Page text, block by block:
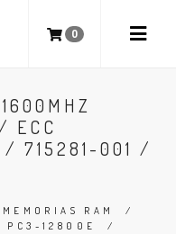
0
ECC
/ 715281-001 /
MEMORIAS RAM
/
PC3-12800E
/